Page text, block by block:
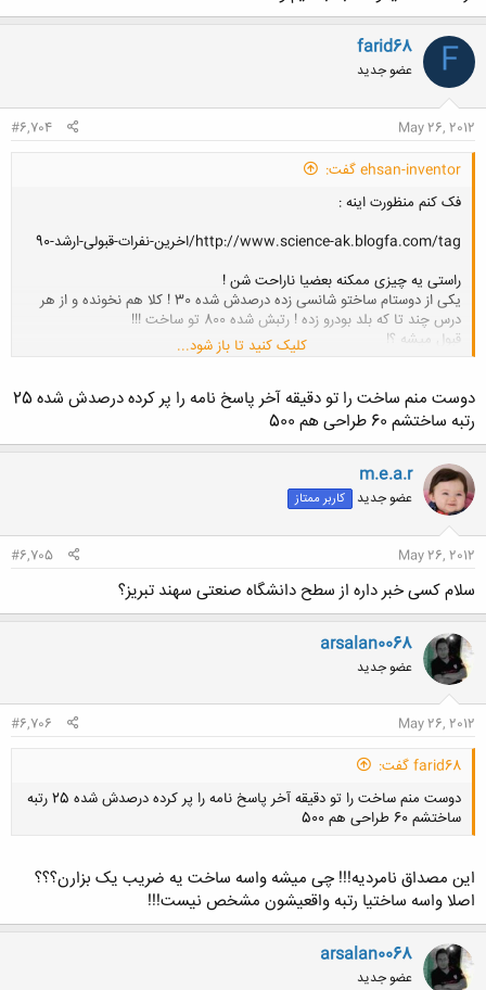
F
farid68
عضو جدید
May 26, 2012
#6,704
ehsan-inventor گفت:
فک کنم منظورت اینه :
http://www.science-ak.blogfa.com/tag/اخرین-نفرات-قبولی-ارشد-90
راستی یه چیزی ممکنه بعضیا ناراحت شن !
یکی از دوستام ساختو شانسی زده درصدش شده 30 ! کلا هم نخونده و از هر
درس چند تا که بلد بودرو زده ! رتبش شده 800 تو ساخت !!!
قبول میشه ؟!
کلیک کنید تا باز شود...
دوست منم ساخت را تو دقیقه آخر پاسخ نامه را پر کرده درصدش شده 25
رتبه ساختشم 60 طراحی هم 500
m.e.a.r
عضو جدید کاربر ممتاز
May 26, 2012
#6,705
سلام کسی خبر داره از سطح دانشگاه صنعتی سهند تبریز؟
arsalan0068
عضو جدید
May 26, 2012
#6,706
farid68 گفت:
دوست منم ساخت را تو دقیقه آخر پاسخ نامه را پر کرده درصدش شده 25 رتبه
ساختشم 60 طراحی هم 500
این مصداق نامردیه!!! چی میشه واسه ساخت یه ضریب یک بزارن؟؟؟
اصلا واسه ساختیا رتبه واقعیشون مشخص نیست!!!
arsalan0068
عضو جدید